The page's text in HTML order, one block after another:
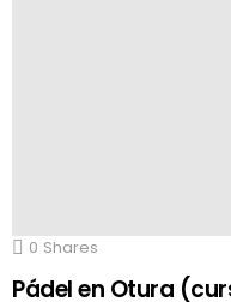
0 Shares
Pádel en Otura